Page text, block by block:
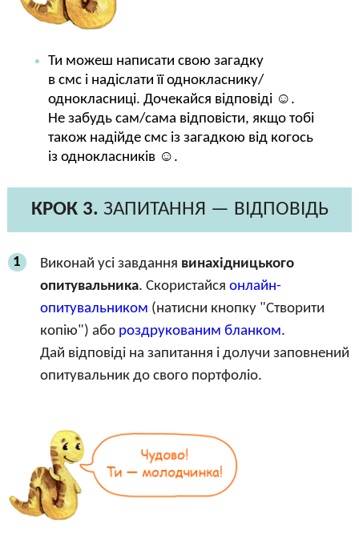
Ти можеш написати свою загадку
в смс і надіслати її однокласнику/
однокласниці. Дочекайся відповіді ☺.
Не забудь сам/сама відповісти, якщо тобі
також надійде смс із загадкою від когось
із однокласників ☺.
КРОК 3. ЗАПИТАННЯ — ВІДПОВІДЬ
1 Виконай усі завдання винахідницького
опитувальника. Скористайся онлайн-
опитувальником (натисни кнопку "Створити
копію") або роздрукованим бланком.
Дай відповіді на запитання і долучи заповнений
опитувальник до свого портфоліо.